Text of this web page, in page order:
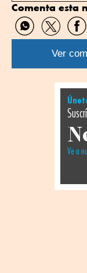
Comenta esta
Compartir
por
WhatsApp
Compartir
por
Twitter
Ver
Ve a